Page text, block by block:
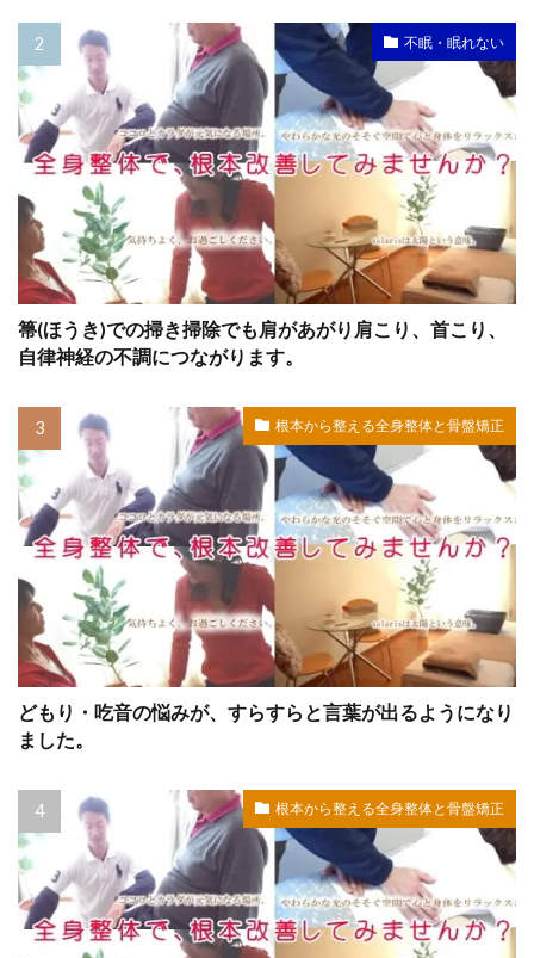
不眠・眠れない
箒(ほうき)での掃き掃除でも肩があがり肩こり、首こり、
自律神経の不調につながります。
根本から整える全身整体と骨盤矯正
どもり・吃音の悩みが、すらすらと言葉が出るようになり
ました。
根本から整える全身整体と骨盤矯正